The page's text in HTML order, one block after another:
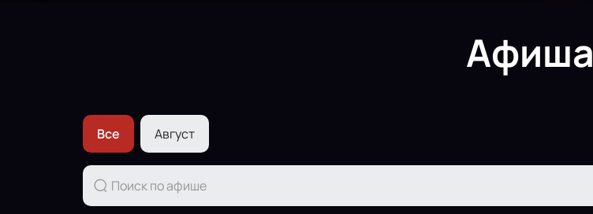
Афиша
Все Август